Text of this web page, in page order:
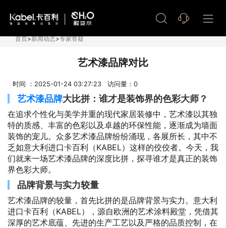
首页>新闻动态>专家答疑
艺术漆品牌对比
时间 ：2025-01-24 03:27:23 访问量： 0
艺术漆品牌大比拼：谁才是装饰界的色彩大师？
在追求个性化与美学并重的现代家居装修中，艺术漆以其独
特的质感、丰富的色彩以及卓越的环保性能，逐渐成为墙面
装饰的宠儿。众多艺术漆品牌纷纷涌现，各展所长，其中不
乏如意大利进口卡百利（KABEL）这样的佼佼者。今天，我
们就来一场艺术漆品牌的深度比拼，探寻谁才是真正的装饰
界色彩大师。
品牌背景与实力较量
艺术漆品牌的较量，首先比拼的是品牌背景与实力。意大利
进口卡百利（KABEL），源自欧洲的艺术涂料殿堂，凭借其
深厚的艺术底蕴、先进的生产工艺以及严格的品质控制，在